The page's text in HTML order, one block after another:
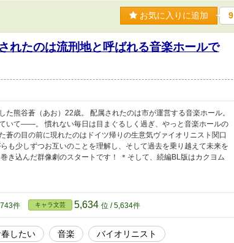
お気に入りに追加 9
れたのは流刑地と呼ばれる音楽ホールで
た熊谷蒼（あお）22歳。 配属されたのは市が運営する音楽ホール。
いて――。 慣れない毎日は目まぐるしく過ぎ、やっと音楽ホールの
蒼の目の前に現れたのはドイツ帰りの生意気ヴァイオリニスト関口
も少しずつお互いのことを理解し、そして過去を乗り越えて未来を
き込んだ群像劇のスタートです！ ＊そして、続編BL版はカクヨム
件 キャラ文芸 5,634 位 / 5,634件
したい 音楽
バイオリニスト